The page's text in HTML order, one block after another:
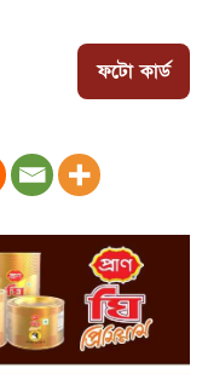
ফটো কার্ড